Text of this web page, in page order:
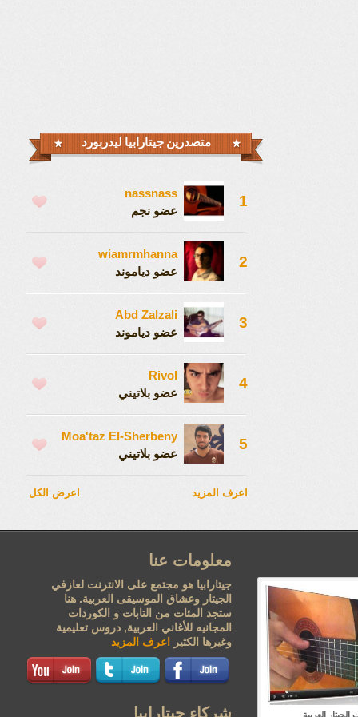
متصدرين جيتارابيا ليدربورد
1
nassnass
عضو نجم
2
wiamrmhanna
عضو دياموند
3
Abd Zalzali
عضو دياموند
4
Rivol
عضو بلاتيني
5
Moa'taz El-Sherbeny
عضو بلاتيني
اعرف المزيد اعرض الكل
العربية
معلومات عنا
جيتارابيا هو مجتمع على الانترنت لعازفي
الجيتار وعشاق الموسيقى العربية. هنا
ستجد المئات من التابات و الكوردات
المجانيه للأغاني العربية, دروس تعليمية
وغيرها الكثير
اعرف المزيد
شركاء جيتارابيا